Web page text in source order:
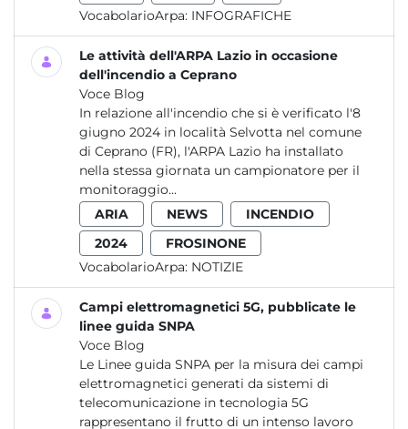
VocabolarioArpa: INFOGRAFICHE
Le attività dell'ARPA Lazio in occasione
dell'incendio a Ceprano
Voce Blog
In relazione all'incendio che si è verificato l'8
giugno 2024 in località Selvotta nel comune
di Ceprano (FR), l'ARPA Lazio ha installato
nella stessa giornata un campionatore per il
monitoraggio...
ARIA
NEWS
INCENDIO
2024
FROSINONE
VocabolarioArpa: NOTIZIE
Campi elettromagnetici 5G, pubblicate le
linee guida SNPA
Voce Blog
Le Linee guida SNPA per la misura dei campi
elettromagnetici generati da sistemi di
telecomunicazione in tecnologia 5G
rappresentano il frutto di un intenso lavoro